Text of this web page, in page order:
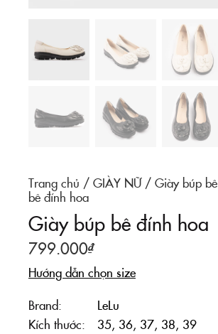
Trang chủ GIÀY NỮ Giày búp bê
bê đính hoa
Giày búp bê đính hoa
799.000₫
Hướng dẫn chọn size
Brand
LeLu
Kích thước
35, 36, 37, 38, 39